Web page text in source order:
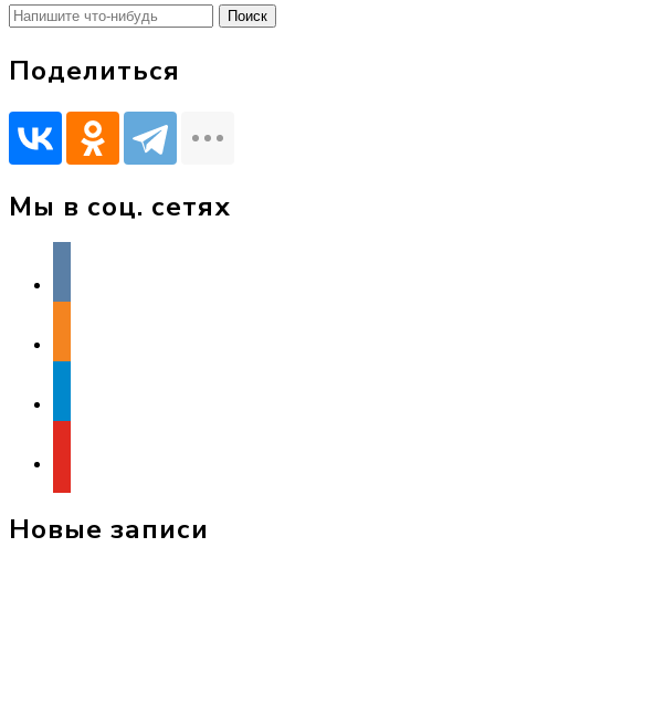
Найти:
Поделиться
Мы в соц. сетях
Новые записи